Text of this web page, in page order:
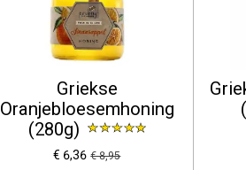
Griekse
Oranjebloesemhoning
(280g)
€ 6,36 € 8,95